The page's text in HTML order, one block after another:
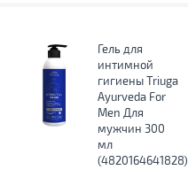
Гель для
интимной
гигиены Triuga
Ayurveda For
Men Для
мужчин 300
мл
(4820164641828)